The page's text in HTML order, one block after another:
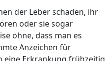
der Leber schaden, ihr
oder sie sogar
ohne, dass man es
Anzeichen für